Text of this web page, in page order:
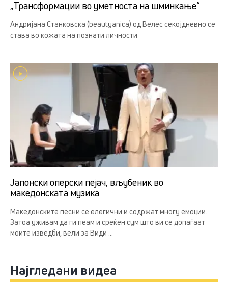
„Трансформации во уметноста на шминкање“
Андријана Станковска (beautyanica) од Велес секојдневно се
става во кожата на познати личности
Јапонски оперски пејач, вљубеник во
македонската музика
Македонските песни се елегични и содржат многу емоции.
Затоа уживам да ги пеам и среќен сум што ви се допаѓаат
моите изведби, вели за Види ...
Најгледани видеа